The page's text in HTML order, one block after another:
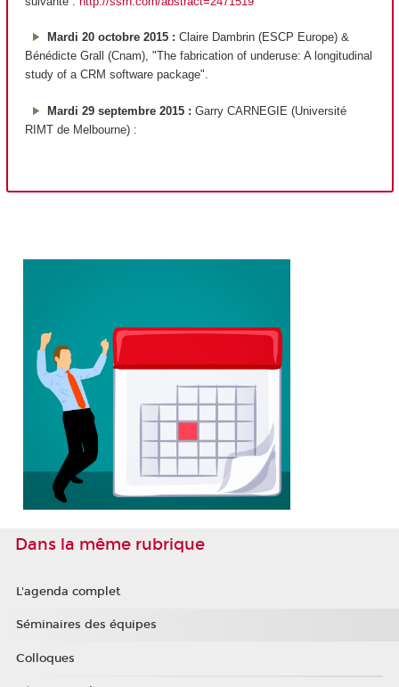
Mardi 20 octobre 2015 : Claire Dambrin (ESCP Europe) &
Bénédicte Grall (Cnam), "The fabrication of underuse: A longitudinal
study of a CRM software package".
Mardi 29 septembre 2015 : Garry CARNEGIE (Université
RIMT de Melbourne) :
Dans la même rubrique
L'agenda complet
Séminaires des équipes
Colloques